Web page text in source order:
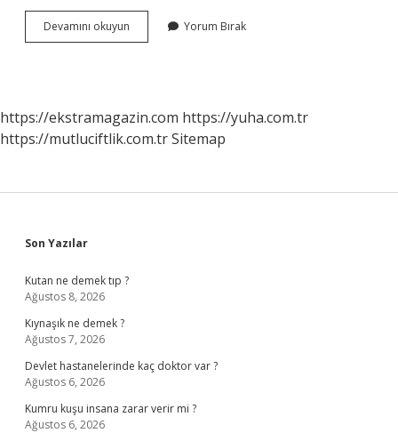
Devamını okuyun Belediye
Işçileri
Yorum Bırak
https://ekstramagazin.com https://yuha.com.tr
https://mutluciftlik.com.trSitemap
Sidebar
Son Yazılar
Kutan ne demek tıp ?
Ağustos 8, 2026
Kıynaşık ne demek ?
Ağustos 7, 2026
Devlet hastanelerinde kaç doktor var ?
Ağustos 6, 2026
Kumru kuşu insana zarar verir mi ?
Ağustos 6, 2026